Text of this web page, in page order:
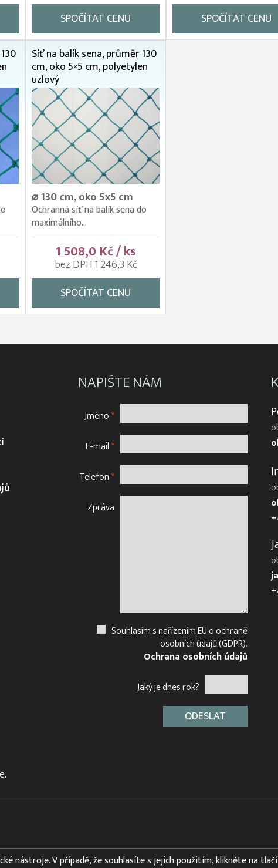
SPOČÍTAT CENU
SPOČÍTAT CENU
Síť na balík sena, průměr 130
cm, oko 5×5 cm, polyetylen
uzlový
⌀ 130 cm, oko 5x5 cm
Ochranná síť na balík sena do
maximálního...
1 508,0 Kč / ks
bez DPH 1 246,3 Kč
SPOČÍTAT CENU
NAPIŠTE NÁM
Jméno*
E-mail*
Telefon*
Zpráva
Souhlasím s nařízením EU o ochraně
osobních údajů (GDPR).
Ochrana osobních údajů
Jaký je dnes rok?
nástroje. V případě, že souhlasíte s jejich použitím, klikněte na